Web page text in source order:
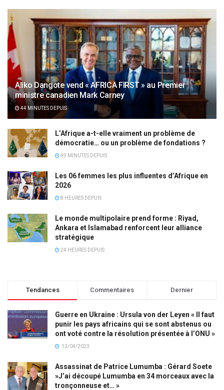
Aliko Dangote vend « AFRICA FIRST » au Premier
ministre canadien Mark Carney
44 MINUTES DEPUIS
L’Afrique a-t-elle vraiment un problème de
démocratie… ou un problème de fondations ?
49 MINUTES DEPUIS
Les 06 femmes les plus influentes d’Afrique en
2026
8 HEURES DEPUIS
Le monde multipolaire prend forme : Riyad,
Ankara et Islamabad renforcent leur alliance
stratégique
24 HEURES DEPUIS
Tendances Commentaires Dernier
Guerre en Ukraine : Ursula von der Leyen « Il faut
punir les pays africains qui se sont abstenus ou
ont voté contre la résolution présentée à l’ONU »
13/04/2023
Assassinat de Patrice Lumumba : Gérard Soete
»J’ai découpé Lumumba en 34 morceaux avec la
tronçonneuse et… »